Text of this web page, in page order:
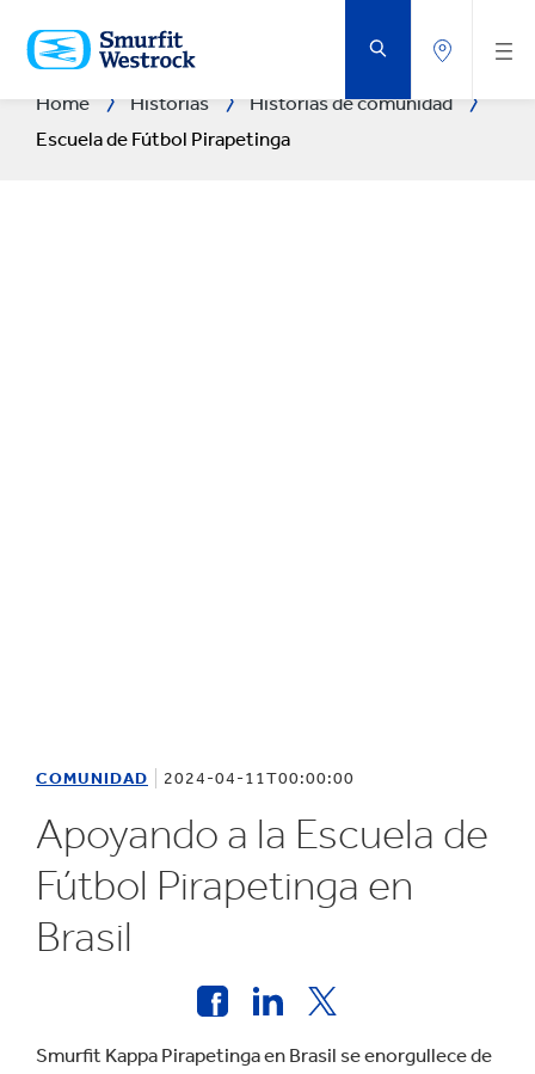
AL
CONTENIDO
PRINCIPAL
Home Historias
Historias de comunidad
Escuela de Fútbol Pirapetinga
COMUNIDAD 2024-04-11T00:00:00
Apoyando a la Escuela de
Fútbol Pirapetinga en
Brasil
Smurfit Kappa Pirapetinga en Brasil se enorgullece de